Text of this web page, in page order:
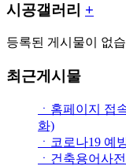
시공갤러리 +
등록된 게시물이 없
최근게시물
ㆍ홈페이지 접
화)
ㆍ코로나19 예
ㆍ건축용어사